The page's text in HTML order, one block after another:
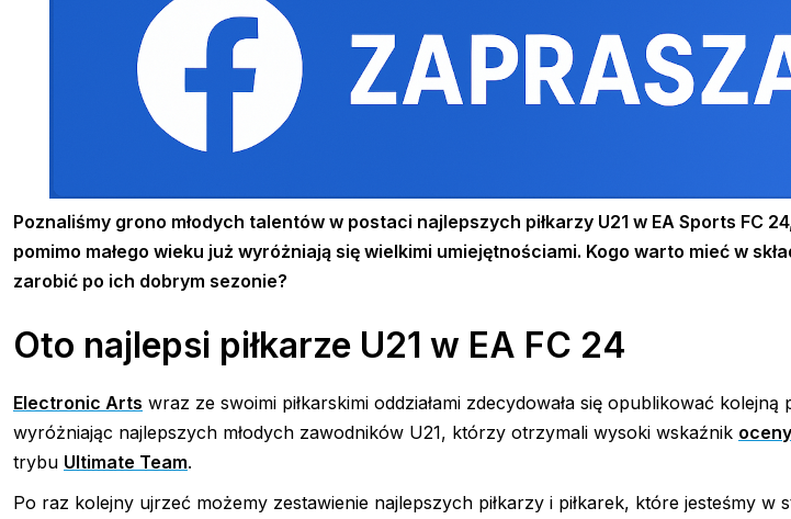
Poznaliśmy grono młodych talentów w postaci najlepszych piłkarzy U21 w EA Sports FC
pomimo małego wieku już wyróżniają się wielkimi umiejętnościami. Kogo warto mieć w
zarobić po ich dobrym sezonie?
Oto najlepsi piłkarze U21 w EA FC 24
Electronic Arts wraz ze swoimi piłkarskimi oddziałami zdecydowała się opublikować
wyróżniając najlepszych młodych zawodników U21, którzy otrzymali wysoki wskaźnik
trybu Ultimate Team.
Po raz kolejny ujrzeć możemy zestawienie najlepszych piłkarzy i piłkarek, które jesteśmy w